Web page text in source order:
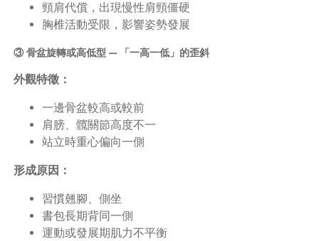
頸肩代償，出現慢性肩頸僵硬
胸椎活動受限，影響姿勢發展
③ 骨盆旋轉或高低型 — 「一高一低」的歪斜
外觀特徵：
一邊骨盆較高或較前
肩膀、髖關節高度不一
站立時重心偏向一側
形成原因：
習慣翹腳、側坐
書包長期背同一側
運動或發展期肌力不平衡